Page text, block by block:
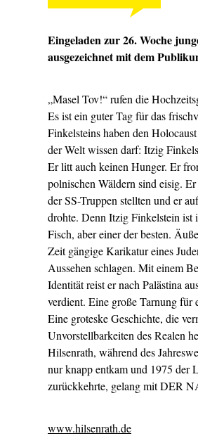
Eingeladen zur 26. Woche
ausgezeichnet mit dem
„Masel Tov!“ rufen die
Es ist ein guter Tag für das
Finkelsteins haben den
der Welt wissen darf: Itzig
Er litt auch keinen Hunger. Er
polnischen Wäldern sind eisig.
der SS-Truppen stellten und er
drohte. Denn Itzig Finkelstein ist
Fisch, aber einer der besten.
Zeit gängige Karikatur eines
Aussehen schlagen. Mit einem
Identität reist er nach Palästina
verdient. Eine große Tarnung für
Eine groteske Geschichte, die
Unvorstellbarkeiten des Realen
Hilsenrath, während des
nur knapp entkam und 1975 der
zurückkehrte, gelang mit DER
www.hilsenrath.de